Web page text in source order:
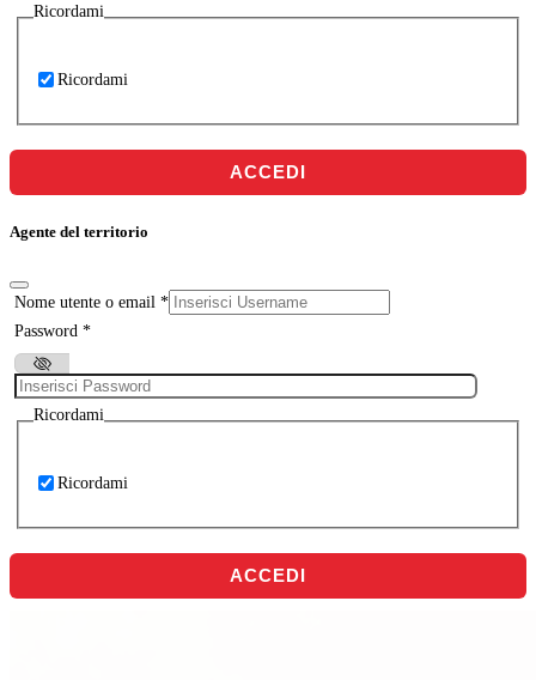
Ricordami
Ricordami
ACCEDI
Agente del territorio
Nome utente o email *
Password *
Ricordami
Ricordami
ACCEDI